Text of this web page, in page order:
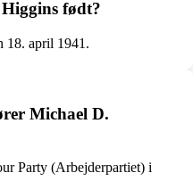
født?
18. april 1941.
Michael D.
Party (Arbejderpartiet) i